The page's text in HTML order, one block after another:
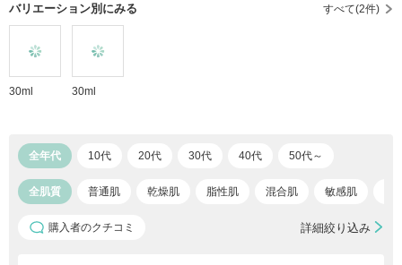
バリエーション別にみる すべて(2件)
30ml 30ml
全年代 10代 20代 30代 40代 50代～
全肌質 普通肌 乾燥肌 脂性肌 混合肌 敏感肌
購入者のクチコミ 詳細絞り込み